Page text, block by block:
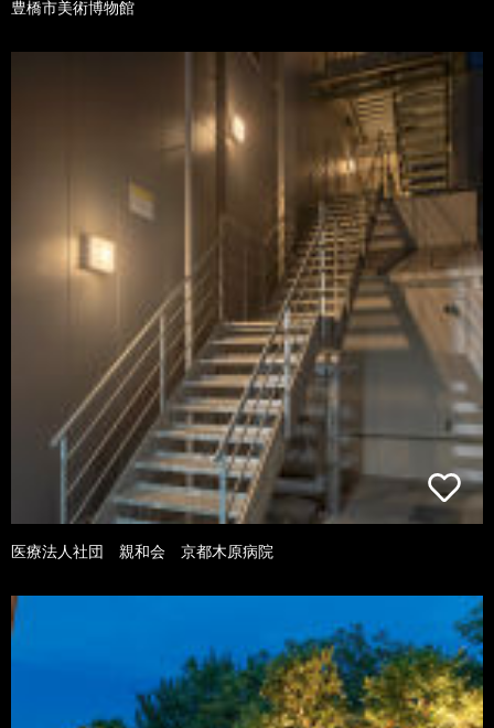
豊橋市美術博物館
医療法人社団 親和会 京都木原病院